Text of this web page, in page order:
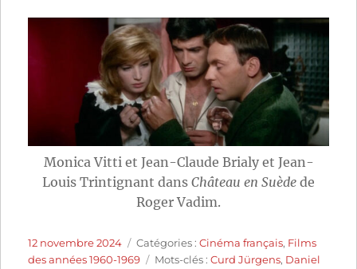
Monica Vitti et Jean-Claude Brialy et Jean-
Louis Trintignant dans Château en Suède de
Roger Vadim.
Publié
le
12 novembre 2024 Catégories
Catégories :Cinéma français, Films
des années 1960-1969
Étiquettes
Mots-clés :Curd Jürgens, Daniel